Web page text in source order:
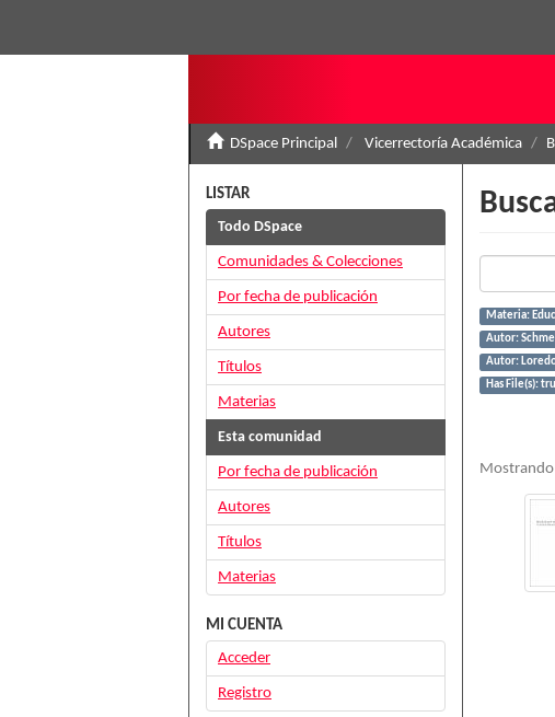
DSpace Principal Vicerrectoría Académica
Materia:
Autor:
Autor:
Has File(s):
LISTAR
Todo DSpace
Comunidades & Colecciones
Por fecha de publicación
Autores
Títulos
Materias
Esta comunidad
Por fecha de publicación
Autores
Títulos
Materias
MI CUENTA
Acceder
Registro